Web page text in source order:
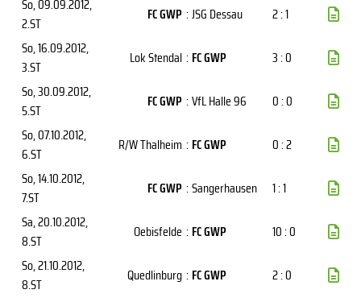
So, 09.09.2012,
2.ST
FC GWP :JSG Dessau
2 : 1
So, 16.09.2012,
3.ST
Lok Stendal : FC GWP
3 : 0
So, 30.09.2012,
5.ST
FC GWP :VfL Halle 96
0 : 0
So, 07.10.2012,
6.ST
R/W Thalheim : FC GWP
0 : 2
So, 14.10.2012,
7.ST
FC GWP :Sangerhausen
1 : 1
Sa, 20.10.2012,
8.ST
Oebisfelde : FC GWP
10 : 0
So, 21.10.2012,
8.ST
Quedlinburg : FC GWP
2 : 0